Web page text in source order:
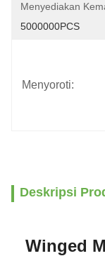
Menyediakan
5000000PCS
Menyoroti:
Deskripsi
Winged